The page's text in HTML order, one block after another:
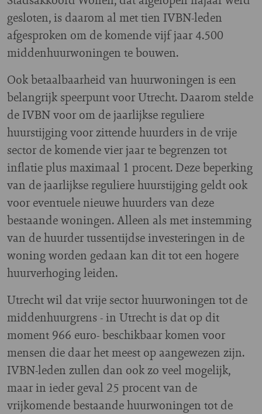
gesloten, is daarom al met tien IVBN-leden
afgesproken om de komende vijf jaar 4.500
middenhuurwoningen te bouwen.
Ook betaalbaarheid van huurwoningen is een
belangrijk speerpunt voor Utrecht. Daarom stelde
de IVBN voor om de jaarlijkse reguliere
huurstijging voor zittende huurders in de vrije
sector de komende vier jaar te begrenzen tot
inflatie plus maximaal 1 procent. Deze beperking
van de jaarlijkse reguliere huurstijging geldt ook
voor eventuele nieuwe huurders van deze
bestaande woningen. Alleen als met instemming
van de huurder tussentijdse investeringen in de
woning worden gedaan kan dit tot een hogere
huurverhoging leiden.
Utrecht wil dat vrije sector huurwoningen tot de
middenhuurgrens - in Utrecht is dat op dit
moment 966 euro- beschikbaar komen voor
mensen die daar het meest op aangewezen zijn.
IVBN-leden zullen dan ook zo veel mogelijk,
maar in ieder geval 25 procent van de
vrijkomende bestaande huurwoningen tot de